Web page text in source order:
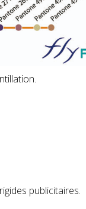
publicitaires.